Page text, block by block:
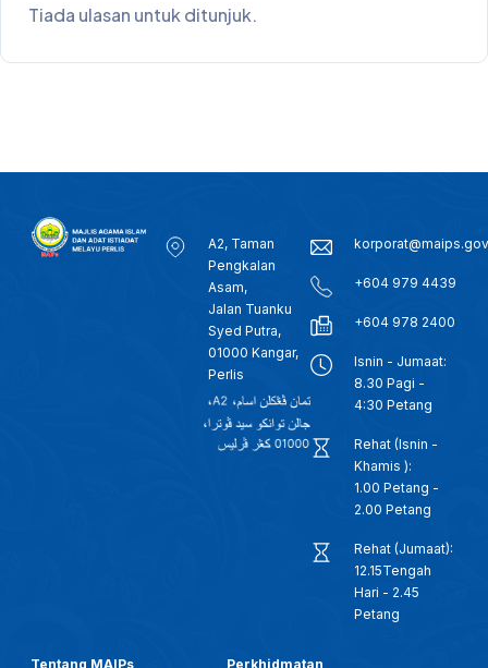
Tiada ulasan untuk ditunjuk.
A2, Taman
Pengkalan
Asam,
Jalan Tuanku
Syed Putra,
01000 Kangar,
Perlis
+604 979 4439
+604 978 2400
Isnin - Jumaat:
8.30 Pagi -
4:30 Petang
Rehat (Isnin -
Khamis ):
1.00 Petang -
2.00 Petang
Rehat (Jumaat):
12.15Tengah
Hari - 2.45
Petang
Tentang MAIPs
Perkhidmatan